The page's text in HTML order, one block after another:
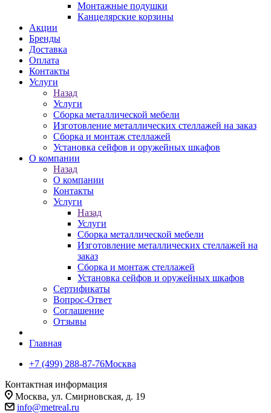
Монтажные подушки
Канцелярские корзины
Акции
Бренды
Доставка
Оплата
Контакты
Услуги
Назад
Услуги
Сборка металлической мебели
Изготовление металлических стеллажей на заказ
Сборка и монтаж стеллажей
Установка сейфов и оружейных шкафов
О компании
Назад
О компании
Контакты
Услуги
Назад
Услуги
Сборка металлической мебели
Изготовление металлических стеллажей на
заказ
Сборка и монтаж стеллажей
Установка сейфов и оружейных шкафов
Сертификаты
Вопрос-Ответ
Соглашение
Отзывы
Главная
+7 (499) 288-87-76Москва
Контактная информация
Москва, ул. Смирновская, д. 19
info@metreal.ru